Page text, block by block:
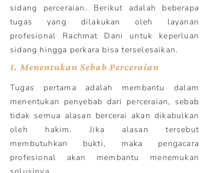
sidang perceraian. Berikut adalah beberapa
tugas yang dilakukan oleh layanan
profesional Rachmat Dani untuk keperluan
sidang hingga perkara bisa terselesaikan.
1. Menentukan Sebab Perceraian
Tugas pertama adalah membantu dalam
menentukan penyebab dari perceraian, sebab
tidak semua alasan bercerai akan dikabulkan
oleh hakim. Jika alasan tersebut
membutuhkan bukti, maka pengacara
profesional akan membantu menemukan